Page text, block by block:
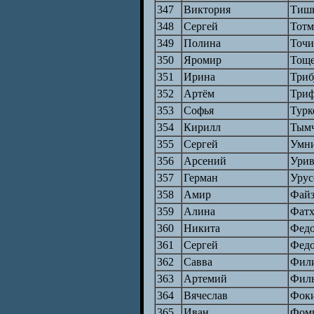
347 Виктория
348
Сергей
349
Полина
350
Яромир
351
Ирина
352
Артём
353
Софья
354
Кирилл
355
Сергей
356
Арсений
357
Герман
358
Амир
359
Алина
360
Никита
361
Сергей
362
Савва
363
Артемий
364
Вячеслав